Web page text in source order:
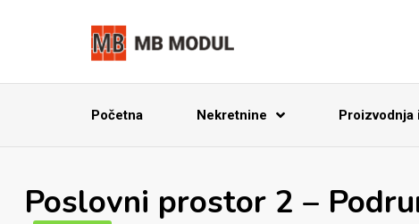
Početna Nekretnine Proizvodnja
Poslovni prostor 2 –